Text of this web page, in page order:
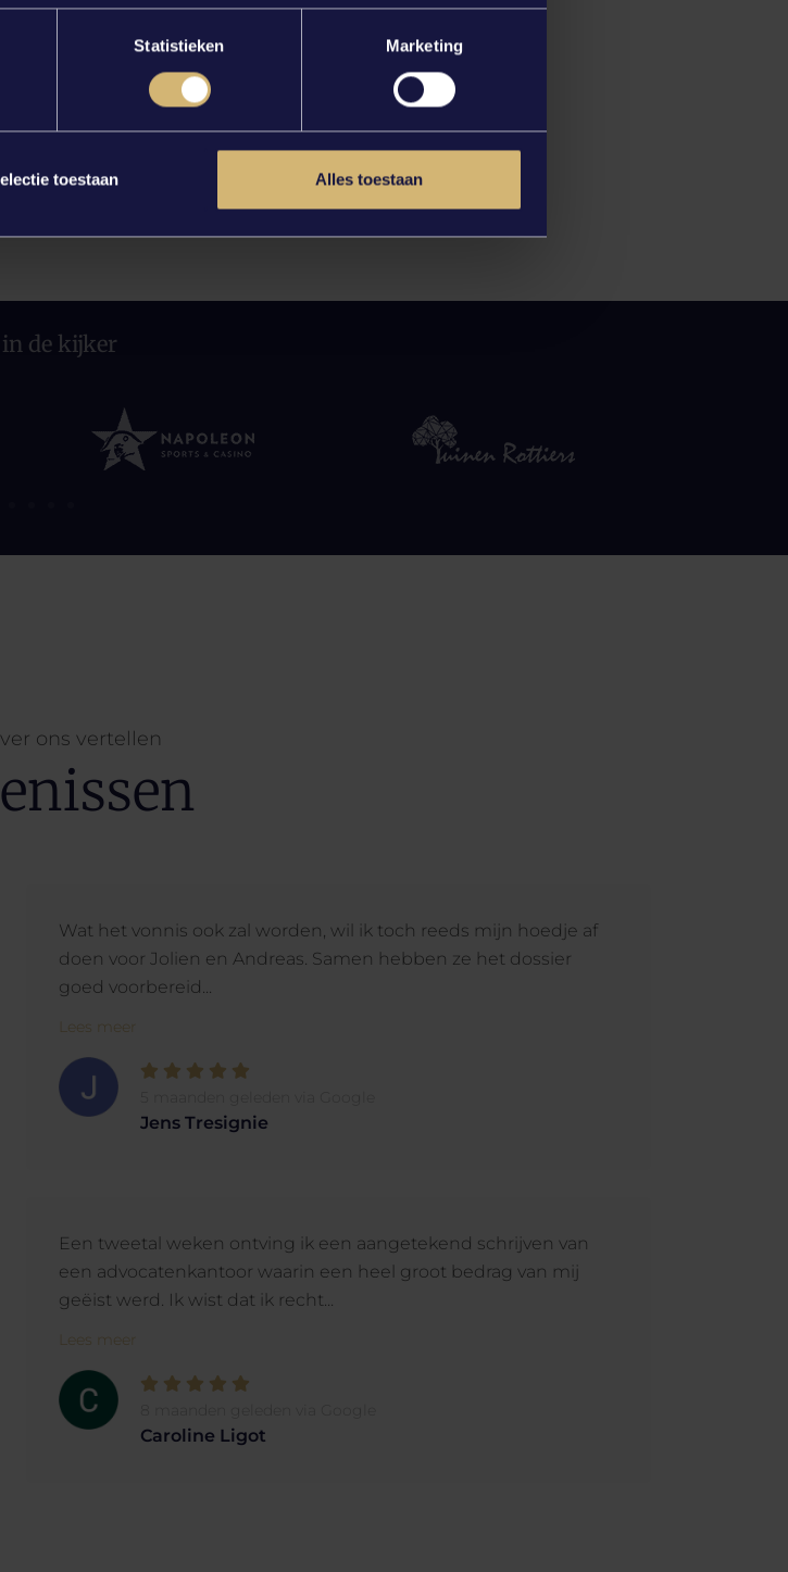
Statistieken Marketing
toestaan Alles toestaan
de kijker
ons vertellen
Wat het vonnis ook zal worden, wil ik toch reeds mijn hoedje af
doen voor Jolien en Andreas. Samen hebben ze het dossier
goed voorbereid...
Lees meer
Jens Tresignie
Een tweetal weken ontving ik een aangetekend schrijven van
een advocatenkantoor waarin een heel groot bedrag van mij
geëist werd. Ik wist dat ik recht...
Lees meer
Caroline Ligot